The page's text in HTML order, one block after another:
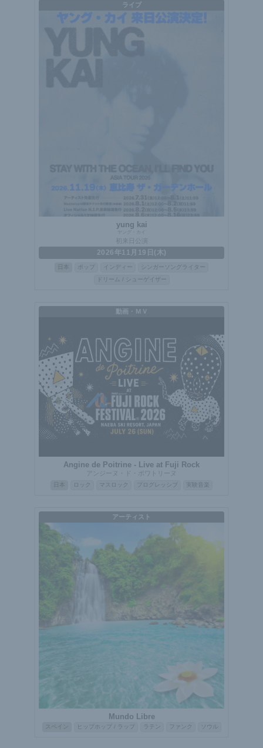
ライブ
yung kai
初来日公演
2026年11月19日(木)
ポップ インディー
シンガーソングライター
ドリーム / シューゲイザー
動画・ＭＶ
Angine de Poitrine - Live at Fuji Rock
アンジーヌ・ド・ポワトリーヌ
ロック マスロック プログレッシブ 実験音楽
アーティスト
Mundo Libre
スペイン ヒップホップ / ラップ ラテン ファンク ソウル